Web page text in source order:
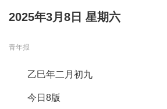
2025年3月8日 星期六
青年报
乙巳年二月初九
今日8版